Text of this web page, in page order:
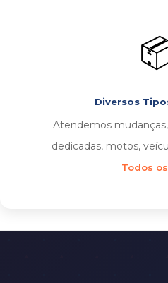
Diversos
Atendemos
dedicadas, motos,
Todos